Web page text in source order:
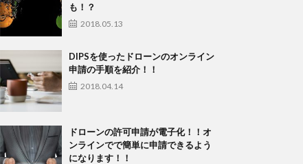
も！？
2018.05.13
DIPSを使ったドローンのオンライン
申請の手順を紹介！！
2018.04.14
ドローンの許可申請が電子化！！オ
ンラインでで簡単に申請できるよう
になります！！